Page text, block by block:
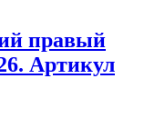
правый
Артикул